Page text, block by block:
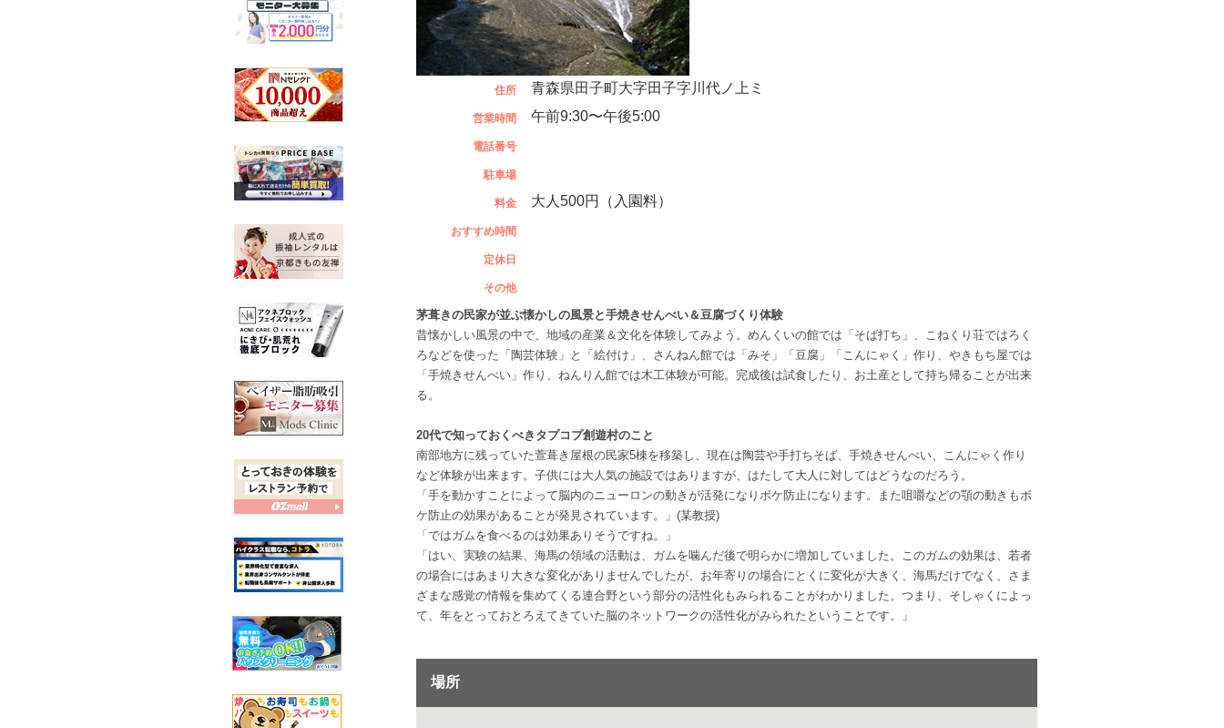
住所 青森県田子町大字田子字川代ノ上ミ
営業時間 午前9:30〜午後5:00
電話番号
駐車場
料金 大人500円（入園料）
おすすめ時間
定休日
その他
茅葺きの民家が並ぶ懐かしの風景と手焼きせんべい＆豆腐づくり体験
昔懐かしい風景の中で、地域の産業＆文化を体験してみよう。めんくいの館では「そば打ち」、こねくり荘ではろく
ろなどを使った「陶芸体験」と「絵付け」、さんねん館では「みそ」「豆腐」「こんにゃく」作り、やきもち屋では
「手焼きせんべい」作り、ねんりん館では木工体験が可能。完成後は試食したり、お土産として持ち帰ることが出来
る。
20代で知っておくべきタプコプ創遊村のこと
南部地方に残っていた萱葺き屋根の民家5棟を移築し、現在は陶芸や手打ちそば、手焼きせんべい、こんにゃく作り
など体験が出来ます。子供には大人気の施設ではありますが、はたして大人に対してはどうなのだろう。
「手を動かすことによって脳内のニューロンの動きが活発になりボケ防止になります。また咀嚼などの顎の動きもボ
ケ防止の効果があることが発見されています。」(某教授)
「ではガムを食べるのは効果ありそうですね。」
「はい、実験の結果、海馬の領域の活動は、ガムを噛んだ後で明らかに増加していました。このガムの効果は、若者
の場合にはあまり大きな変化がありませんでしたが、お年寄りの場合にとくに変化が大きく、海馬だけでなく、さま
ざまな感覚の情報を集めてくる連合野という部分の活性化もみられることがわかりました。つまり、そしゃくによっ
て、年をとっておとろえてきていた脳のネットワークの活性化がみられたということです。」
場所